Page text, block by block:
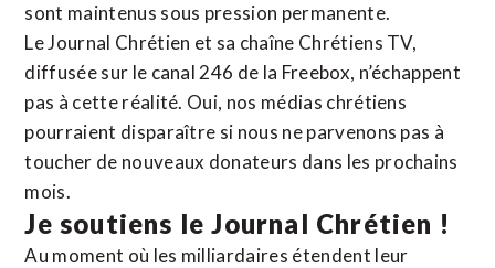
sont maintenus sous pression permanente.
Le Journal Chrétien et sa chaîne Chrétiens TV,
diffusée sur le canal 246 de la Freebox, n’échappent
pas à cette réalité. Oui, nos médias chrétiens
pourraient disparaître si nous ne parvenons pas à
toucher de nouveaux donateurs dans les prochains
mois.
Je soutiens le Journal Chrétien !
Au moment où les milliardaires étendent leur